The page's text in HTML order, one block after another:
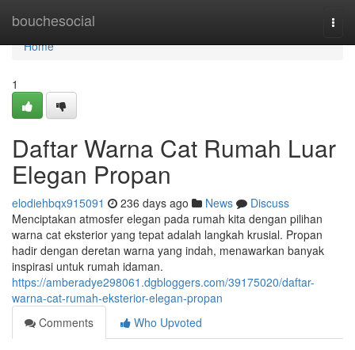
bouchesocial
Home
Home
1
Daftar Warna Cat Rumah Luar
Elegan Propan
elodiehbqx915091 236 days ago News
Discuss
Menciptakan atmosfer elegan pada rumah kita dengan pilihan
warna cat eksterior yang tepat adalah langkah krusial. Propan
hadir dengan deretan warna yang indah, menawarkan banyak
inspirasi untuk rumah idaman.
https://amberadye298061.dgbloggers.com/39175020/daftar-
warna-cat-rumah-eksterior-elegan-propan
Comments
Who Upvoted